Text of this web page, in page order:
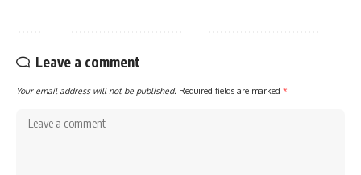
Leave a comment
Your email address will not be published. Required fields are marked *